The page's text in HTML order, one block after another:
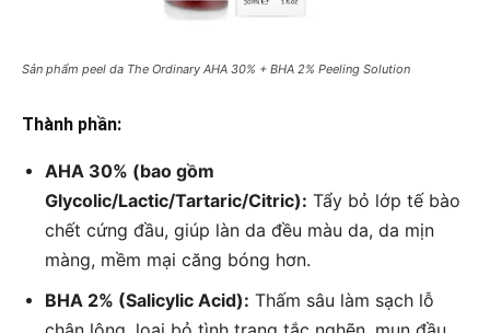
Sản phẩm peel da The Ordinary AHA 30% + BHA 2% Peeling Solution
Thành phần:
AHA 30% (bao gồm
Glycolic/Lactic/Tartaric/Citric): Tẩy bỏ lớp tế bào
chết cứng đầu, giúp làn da đều màu da, da mịn
màng, mềm mại căng bóng hơn.
BHA 2% (Salicylic Acid): Thấm sâu làm sạch lỗ